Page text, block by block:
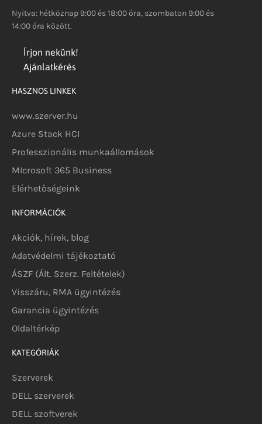
Nyitva: hétköznap 9:00 és 18:00 óra, szombaton 9:00 és
14:00 óra között.
Írjon nekünk!
Ajánlatkérés
HASZNOS LINKEK
www.szerver.hu
Azure Stack HCI
Professzionális munkaállomások
MIcrosoft 365 Business
Elérhetőségeink
INFORMÁCIÓK
Akciók, hírek, blog
Adatvédelmi tájékoztató
ÁSZF (Ált. Szerz. Feltételek)
Visszáru, RMA ügyintézés
Garancia ügyintézés
Oldaltérkép
KATEGÓRIÁK
Szerverek
DELL szerverek
DELL szoftverek